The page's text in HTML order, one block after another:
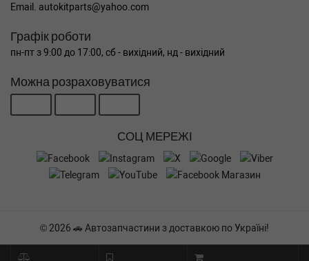
Email. autokitparts@yahoo.com
Графік роботи
пн-пт з 9:00 до 17:00, сб - вихідний, нд - вихідний
Можна розраховуватися
СОЦ МЕРЕЖІ
© 2026 🚗 Автозапчастини з доставкою по Україні!